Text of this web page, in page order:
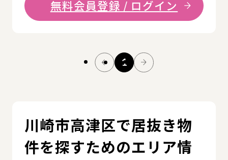
無料会員登録 / ログイン
1
川崎市高津区で居抜き物
件を探すためのエリア情